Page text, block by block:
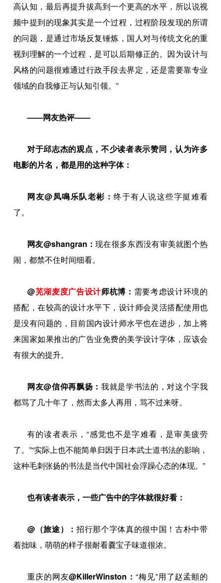
高认知，最后再提升拔高到一个更高的水平，所以说视
频中提到的现象其实是一个过程，过程阶段发现的所谓
的问题，是通过市场反复锤炼，国人对与传统文化的重
视到理解的一个过程，是可以后期修正的。因为设计与
风格的问题很难通过行政手段去界定，还是需要靠专业
领域的自我修正与认知引领。”
——网友热评——
对于邱志杰的观点，不少读者表示赞同，认为许多
电影的片名，都是用的这种字体：
网友@凤鳴乐队老彬： 终于有人说这些字挺难看
了。
网友@shangran：现在很多东西没有审美就图个热
闹，都禁不住时间细看。
@芜湖麦度广告设计师杭博 ： 需要考虑设计环境的
搭配，在较高的设计水平下，设计师会灵活搭配使用也
是没有问题的，目前国内设计师水平也在进步，加上将
来国家如果推出的广告业免费的美学设计字体，应该会
有很大的提升。
网友@信仰再飘扬： 我就是学书法的，对这个字我
都骂了几十年了，然而太多人再用，骂不过来呀。
有的读者表示，“感觉也不是字难看，是审美疲劳
了。”“实际上也不能简单归因于日本武士道书法的影响，
这种毛刺张扬的书法是当代中国社会浮躁心态的体现。”
也有读者表示，一些广告中的字体就很好看：
@（旅途）： 招行那个字体真的很中国！古朴中带
着拙味，萌萌的样子很耐看爨宝子味道很浓。
重庆的网友@KillerWinston：“梅见”用了赵孟頫的